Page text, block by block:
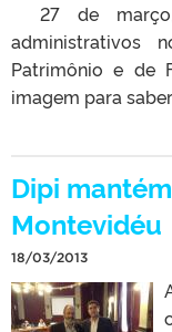
27 de
administrativos
Patrimônio e de
imagem para
Dipi
Montevidéu
18/03/2013